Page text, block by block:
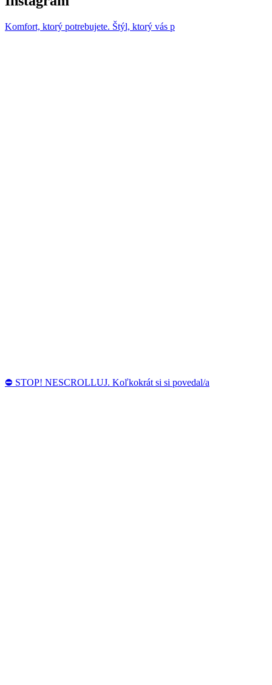
Komfort, ktorý potrebujete. Štýl, ktorý vás p
⛔ STOP! NESCROLLUJ. Koľkokrát si si povedal/a